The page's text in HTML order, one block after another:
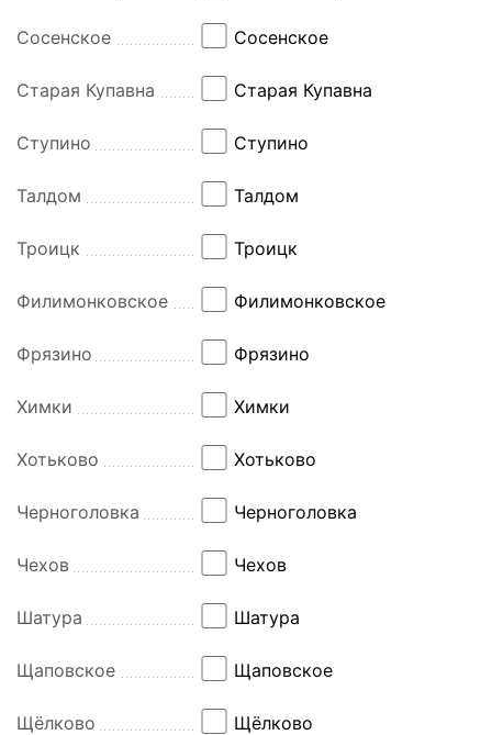
Сосенское Сосенское
Старая Купавна Старая Купавна
Ступино Ступино
Талдом Талдом
Троицк Троицк
Филимонковское Филимонковское
Фрязино Фрязино
Химки Химки
Хотьково Хотьково
Черноголовка Черноголовка
Чехов Чехов
Шатура Шатура
Щаповское Щаповское
Щёлково Щёлково